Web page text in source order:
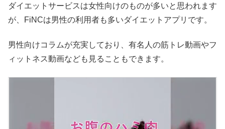
ダイエットサービスは女性向けのものが多いと思われます
が、FiNCは男性の利用者も多いダイエットアプリです。
男性向けコラムが充実しており、有名人の筋トレ動画やフ
ィットネス動画なども見ることもできます。